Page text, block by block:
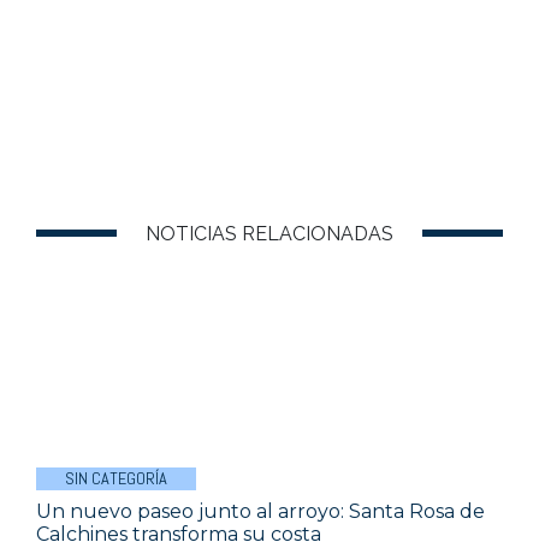
NOTICIAS RELACIONADAS
SIN CATEGORÍA
Un nuevo paseo junto al arroyo: Santa Rosa de
Calchines transforma su costa